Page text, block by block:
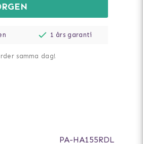
1 års garanti
samma dag!
PA-HA155RDL